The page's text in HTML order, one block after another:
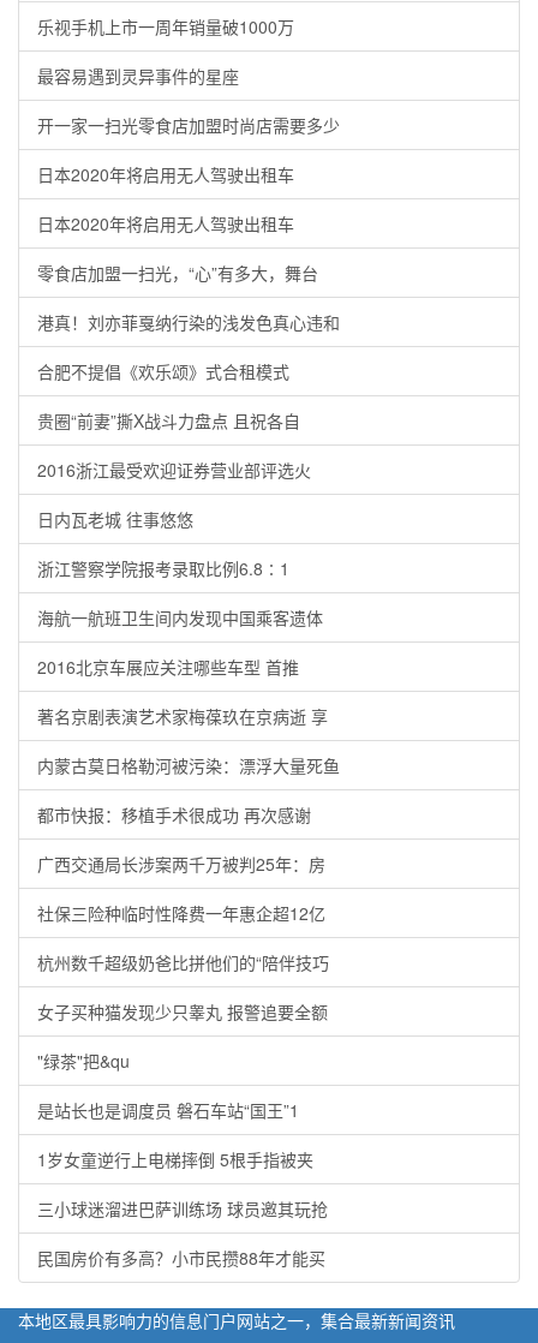
乐视手机上市一周年销量破1000万
最容易遇到灵异事件的星座
开一家一扫光零食店加盟时尚店需要多少
日本2020年将启用无人驾驶出租车
日本2020年将启用无人驾驶出租车
零食店加盟一扫光，“心”有多大，舞台
港真！刘亦菲戛纳行染的浅发色真心违和
合肥不提倡《欢乐颂》式合租模式
贵圈“前妻”撕X战斗力盘点 且祝各自
2016浙江最受欢迎证券营业部评选火
日内瓦老城 往事悠悠
浙江警察学院报考录取比例6.8∶1
海航一航班卫生间内发现中国乘客遗体
2016北京车展应关注哪些车型 首推
著名京剧表演艺术家梅葆玖在京病逝 享
内蒙古莫日格勒河被污染：漂浮大量死鱼
都市快报：移植手术很成功 再次感谢
广西交通局长涉案两千万被判25年：房
社保三险种临时性降费一年惠企超12亿
杭州数千超级奶爸比拼他们的“陪伴技巧
女子买种猫发现少只睾丸 报警追要全额
"绿茶"把&qu
是站长也是调度员 磐石车站“国王”1
1岁女童逆行上电梯摔倒 5根手指被夹
三小球迷溜进巴萨训练场 球员邀其玩抢
民国房价有多高？小市民攒88年才能买
本地区最具影响力的信息门户网站之一，集合最新新闻资讯